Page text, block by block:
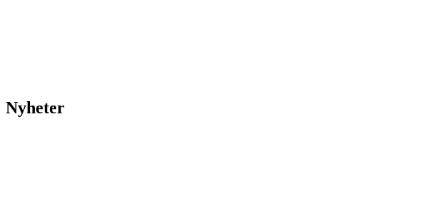
Nyheter